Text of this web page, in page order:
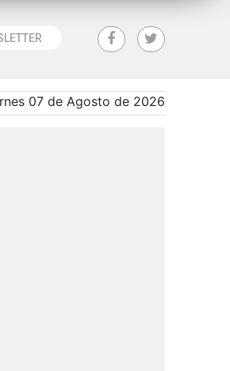
07 de Agosto de 2026